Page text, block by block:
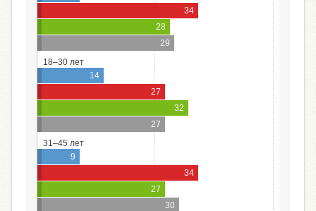
34
28
29
18–30 лет
14
27
32
27
31–45 лет
9
34
27
30